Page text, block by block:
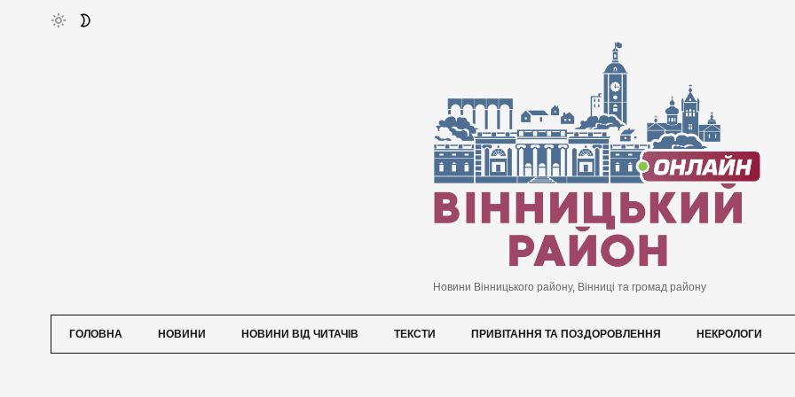
Новини Вінницького району, Вінниці та громад району
ГОЛОВНА НОВИНИ НОВИНИ ВІД ЧИТАЧІВ ТЕКСТИ ПРИВІТАННЯ ТА ПОЗДОРОВЛЕННЯ НЕКРОЛОГИ